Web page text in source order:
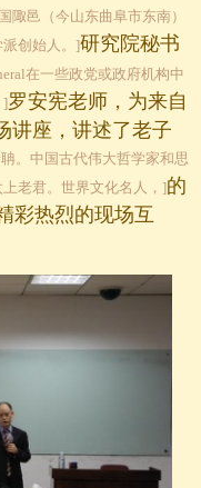
邑（今山东曲阜市东南）
派创始人。]研究院秘书
在一些政党或政府机构中
]罗安宪老师，为来自
讲座，讲述了老子
。中国古代伟大哲学家和思
老君。世界文化名人，]的
彩热烈的现场互